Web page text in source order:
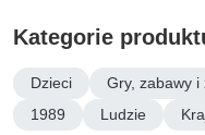
Kategorie
Dzieci Gry, zabawy i
1989
Ludzie